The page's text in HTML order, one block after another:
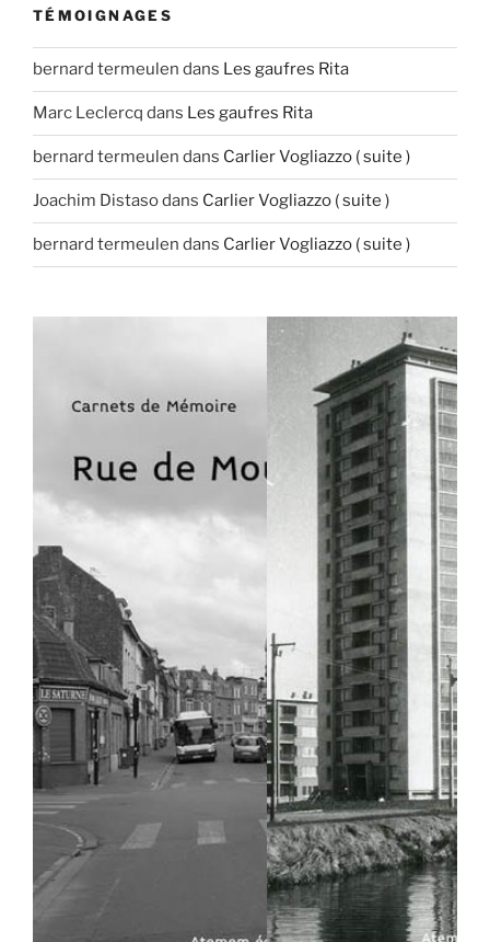
TÉMOIGNAGES
bernard termeulen dans Les gaufres Rita
Marc Leclercq dans Les gaufres Rita
bernard termeulen dans Carlier Vogliazzo ( suite )
Joachim Distasodans Carlier Vogliazzo ( suite )
bernard termeulen dans Carlier Vogliazzo ( suite )